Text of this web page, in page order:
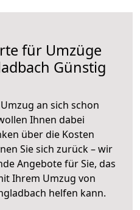
für Umzüge
Günstig
an sich schon
Ihnen dabei
über die Kosten
Sie sich zurück – wir
Angebote für Sie, das
Ihrem Umzug von
helfen kann.